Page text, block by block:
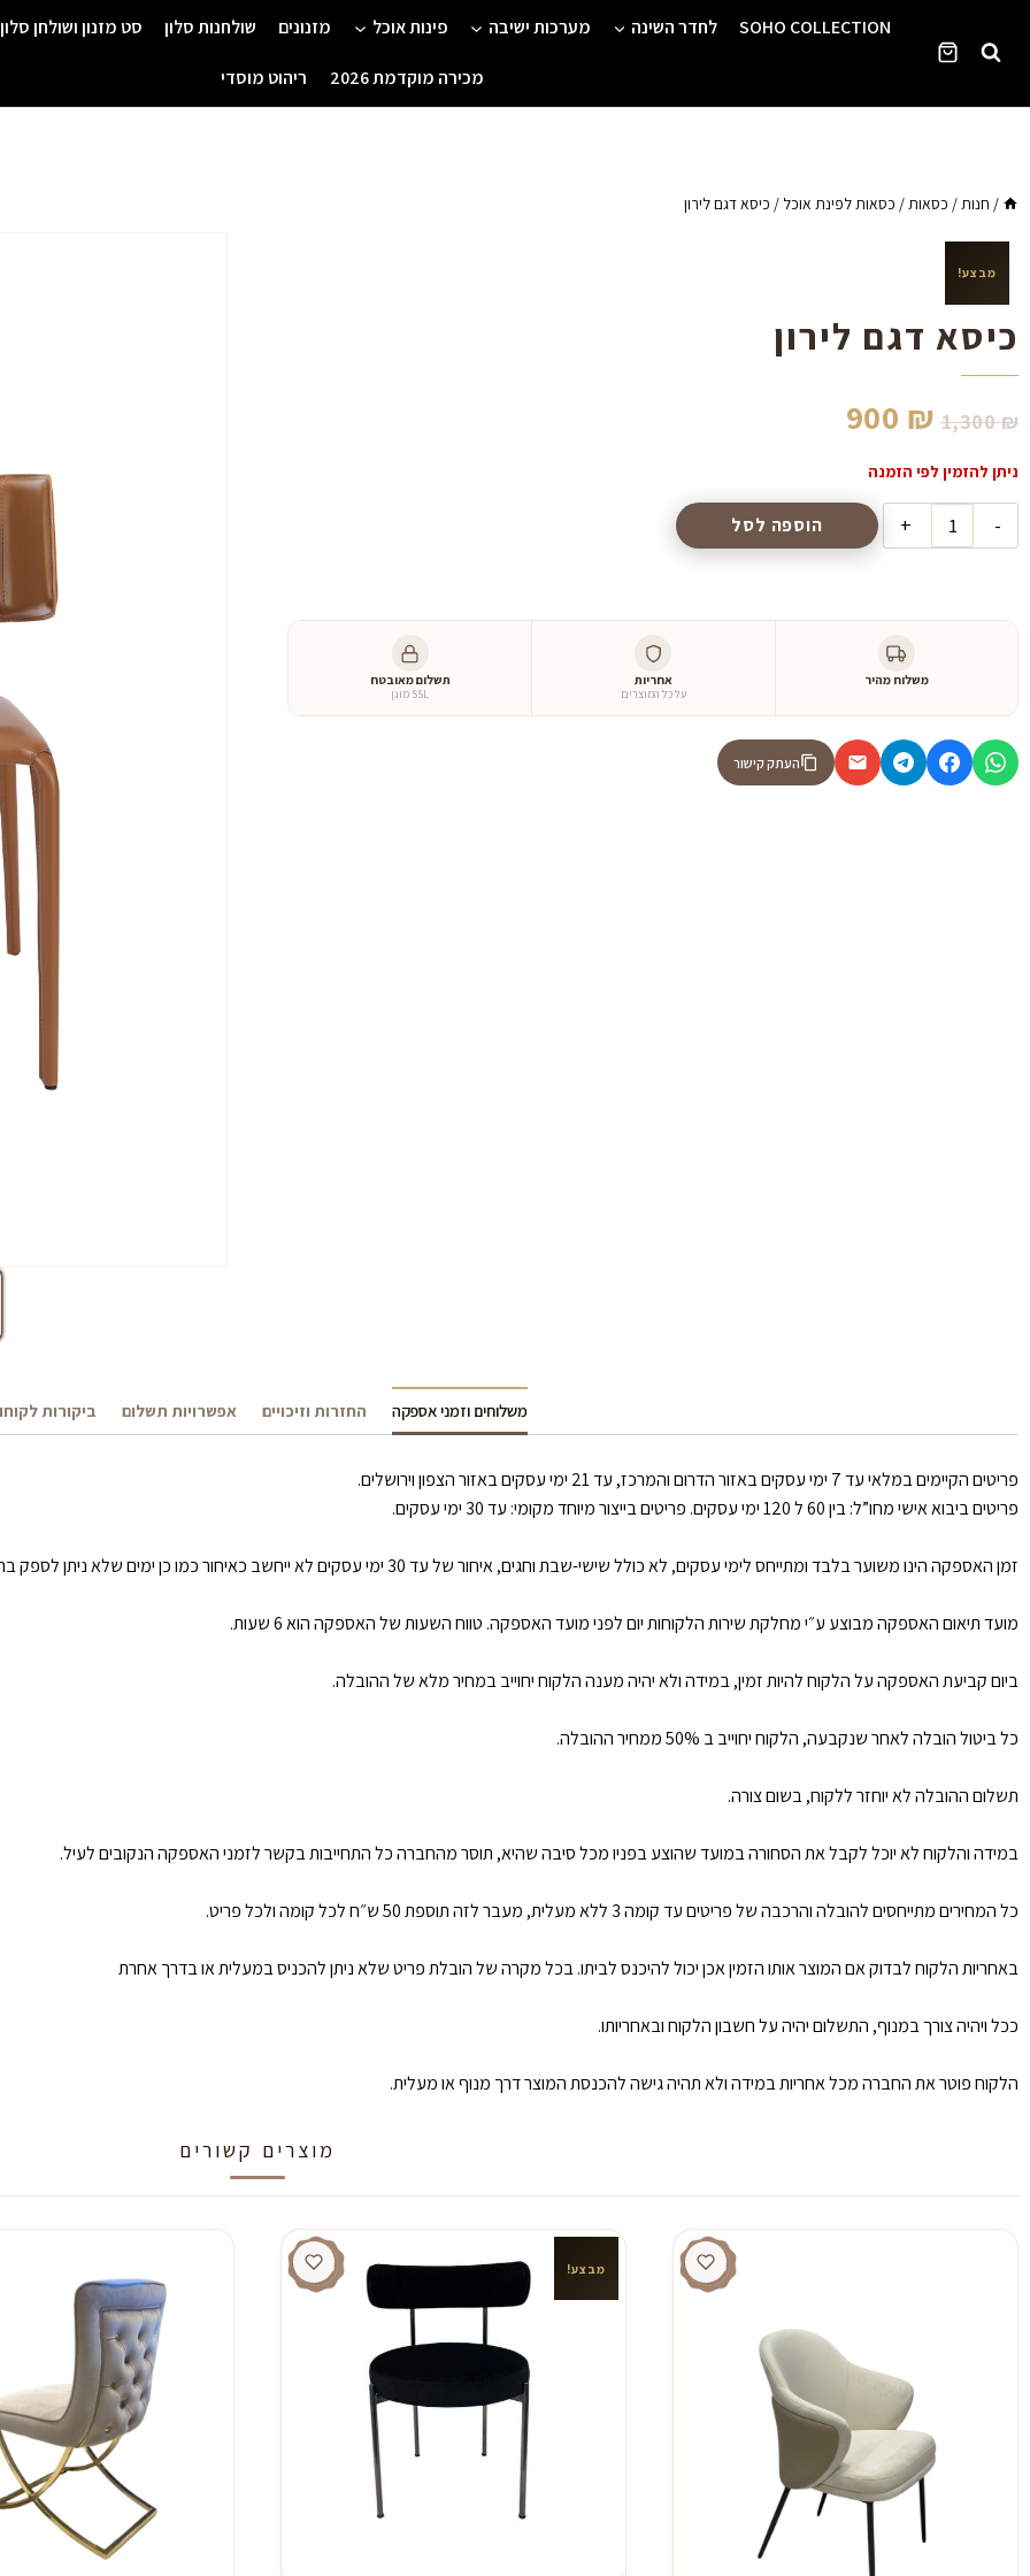
SOHO COLLECTION לחדר השינה מערכות ישיבה פינות אוכל מזנונים שולחנות סלון סט מזנון ושולחן סלון
מכירה מוקדמת 2026 ריהוט מוסדי
/ חנות/ כסאות/ כסאות לפינת אוכל / כיסא דגם לירון
מבצע!
כיסא דגם לירון
1,300₪
המקורי
900 ₪
900 ₪.
הוספה לסל
משלוח מהיר אחריות
על כל המוצרים
תשלום מאובטח
SSL מוגן
העתק קישור
משלוחים וזמני אספקה החזרות וזיכויים אפשרויות תשלום ביקורות
פריטים הקיימים במלאי עד 7 ימי עסקים באזור הדרום והמרכז, עד 21 ימי עסקים באזור הצפון וירושלים.
פריטים ביבוא אישי מחו”ל: בין 60 ל 120 ימי עסקים. פריטים בייצור מיוחד מקומי: עד 30 ימי עסקים.
זמן האספקה הינו משוער בלבד ומתייחס לימי עסקים, לא כולל שישי-שבת וחגים, איחור של עד 30 ימי עסקים לא ייחשב כאיחור כמו כן ימים שלא ניתן לספק בהם הנגרמים ע״י כוח עליון/ הוראות חוק וכו (כגון: סגר/ מזג אוויר קיצוני/ שביתה).
מועד תיאום האספקה מבוצע ע״י מחלקת שירות הלקוחות יום לפני מועד האספקה. טווח השעות של האספקה הוא 6 שעות.
ביום קביעת האספקה על הלקוח להיות זמין, במידה ולא יהיה מענה הלקוח יחוייב במחיר מלא של ההובלה.
כל ביטול הובלה לאחר שנקבעה, הלקוח יחוייב ב 50% ממחיר ההובלה.
תשלום ההובלה לא יוחזר ללקוח, בשום צורה.
במידה והלקוח לא יוכל לקבל את הסחורה במועד שהוצע בפניו מכל סיבה שהיא, תוסר מהחברה כל התחייבות בקשר לזמני האספקה הנקובים לעיל.
כל המחירים מתייחסים להובלה והרכבה של פריטים עד קומה 3 ללא מעלית, מעבר לזה תוספת 50 ש״ח לכל קומה ולכל פריט.
באחריות הלקוח לבדוק אם המוצר אותו הזמין אכן יכול להיכנס לביתו. בכל מקרה של הובלת פריט שלא ניתן להכניס במעלית או בדרך אחרת
ככל ויהיה צורך במנוף, התשלום יהיה על חשבון הלקוח ובאחריותו.
הלקוח פוטר את החברה מכל אחריות במידה ולא תהיה גישה להכנסת המוצר דרך מנוף או מעלית.
מוצרים קשורים
מבצע!